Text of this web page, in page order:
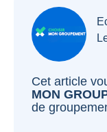
Cet article
MON
de